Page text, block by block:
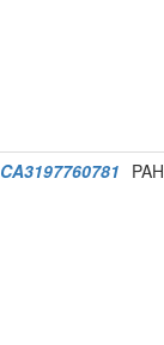
CA3197760781 PAH